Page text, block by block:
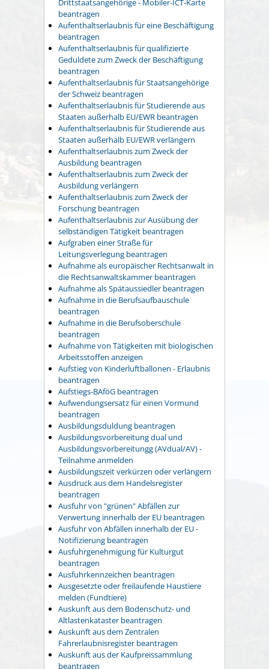
beantragen
Aufenthaltserlaubnis für eine Beschäftigung
beantragen
Aufenthaltserlaubnis für qualifizierte
Geduldete zum Zweck der Beschäftigung
beantragen
Aufenthaltserlaubnis für Staatsangehörige
der Schweiz beantragen
Aufenthaltserlaubnis für Studierende aus
Staaten außerhalb EU/EWR beantragen
Aufenthaltserlaubnis für Studierende aus
Staaten außerhalb EU/EWR verlängern
Aufenthaltserlaubnis zum Zweck der
Ausbildung beantragen
Aufenthaltserlaubnis zum Zweck der
Ausbildung verlängern
Aufenthaltserlaubnis zum Zweck der
Forschung beantragen
Aufenthaltserlaubnis zur Ausübung der
selbständigen Tätigkeit beantragen
Aufgraben einer Straße für
Leitungsverlegung beantragen
Aufnahme als europäischer Rechtsanwalt in
die Rechtsanwaltskammer beantragen
Aufnahme als Spätaussiedler beantragen
Aufnahme in die Berufsaufbauschule
beantragen
Aufnahme in die Berufsoberschule
beantragen
Aufnahme von Tätigkeiten mit biologischen
Arbeitsstoffen anzeigen
Aufstieg von Kinderluftballonen - Erlaubnis
beantragen
Aufstiegs-BAföG beantragen
Aufwendungsersatz für einen Vormund
beantragen
Ausbildungsduldung beantragen
Ausbildungsvorbereitung dual und
Ausbildungsvorbereitungg (AVdual/AV) -
Teilnahme anmelden
Ausbildungszeit verkürzen oder verlängern
Ausdruck aus dem Handelsregister
beantragen
Ausfuhr von "grünen" Abfällen zur
Verwertung innerhalb der EU beantragen
Ausfuhr von Abfällen innerhalb der EU -
Notifizierung beantragen
Ausfuhrgenehmigung für Kulturgut
beantragen
Ausfuhrkennzeichen beantragen
Ausgesetzte oder freilaufende Haustiere
melden (Fundtiere)
Auskunft aus dem Bodenschutz- und
Altlastenkataster beantragen
Auskunft aus dem Zentralen
Fahrerlaubnisregister beantragen
Auskunft aus der Kaufpreissammlung
beantragen